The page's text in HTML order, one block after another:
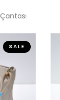
SALE